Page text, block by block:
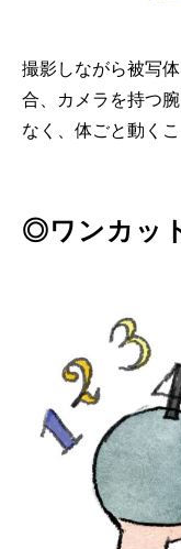
撮影しながら被写
合、カメラを持つ
なく、体ごと動くこ
◎ワンカッ